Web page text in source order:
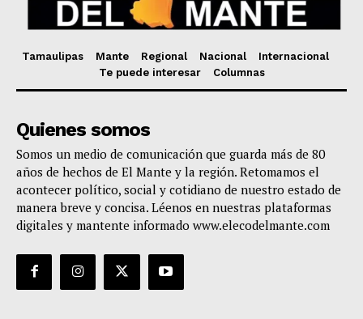
Tamaulipas Mante Regional Nacional
Internacional
Te puede interesar
Columnas
Quienes somos
Somos un medio de comunicación que guarda más de 80
años de hechos de El Mante y la región. Retomamos el
acontecer político, social y cotidiano de nuestro estado de
manera breve y concisa. Léenos en nuestras plataformas
digitales y mantente informado www.elecodelmante.com